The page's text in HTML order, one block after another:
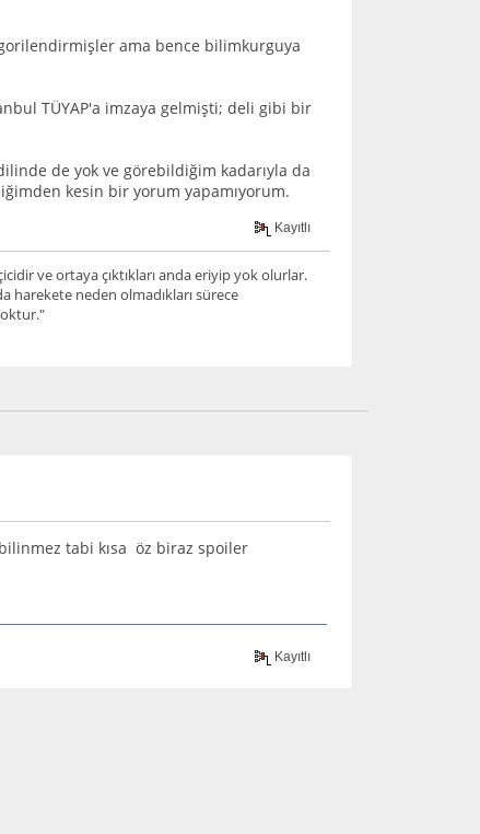
ama bence bilimkurguya
TÜYAP'a imzaya gelmişti; deli gibi bir
de yok ve görebildiğim kadarıyla da
kesin bir yorum yapamıyorum.
Kayıtlı
ve ortaya çıktıkları anda eriyip yok olurlar.
harekete neden olmadıkları sürece
tabi kısa öz biraz spoiler
Kayıtlı